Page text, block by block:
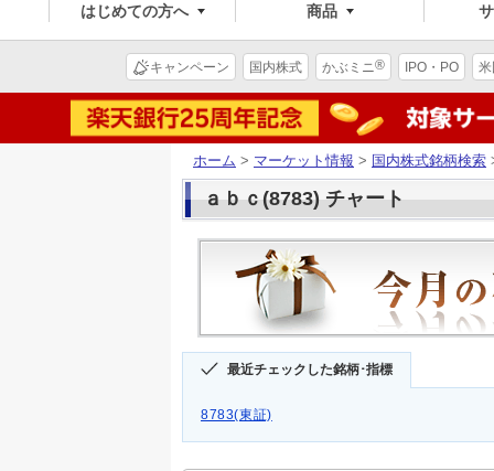
はじめての方へ 商品
キャンペーン 国内株式 かぶミニ® IPO・PO
ホーム > マーケット情報 > 国内株式銘柄検索
ａｂｃ(8783) チャート
最近チェックした銘柄･指標
8783(東証)